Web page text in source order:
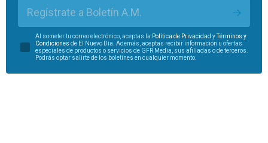
Regístrate a Boletín A.M.
Al someter tu correo electrónico, aceptas la Política de Privacidad yTérminos y
Condiciones de El Nuevo Día. Además, aceptas recibir información u ofertas
especiales de productos o servicios de GFR Media, sus afiliadas o de terceros.
Podrás optar salirte de los boletines en cualquier momento.